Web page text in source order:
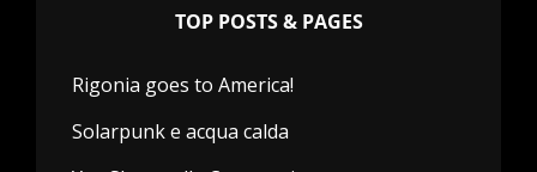
TOP POSTS & PAGES
Rigonia goes to America!
Solarpunk e acqua calda